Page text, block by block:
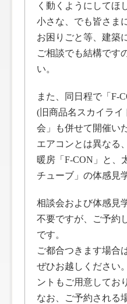
く動くようにしてほ
小さな、でも皆さま
お困りごと等、建築
ご相談でも結構です
い。
また、同日程で「F-
(旧商品名スカイライ
会」も併せて開催い
エアコンとは異なる
暖房「F-CON」と、
チューブ」の体感見
相談会および体感見
不要ですが、ご予約
です。
ご都合つきます場合
ぜひお越しください
ントもご用意してお
なお、ご予約される